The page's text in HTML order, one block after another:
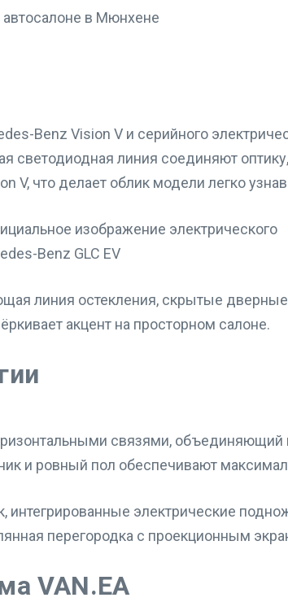
Benz Vision V и серийного
светодиодная линия соединяют
V, что делает облик модели легко
линия остекления, скрытые
акцент на просторном салоне.
связями, объединяющий
и ровный пол обеспечивают
интегрированные электрические
перегородка с проекционным
VAN.EA